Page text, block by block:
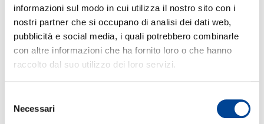
informazioni sul modo in cui utilizza il nostro sito con i
nostri partner che si occupano di analisi dei dati web,
pubblicità e social media, i quali potrebbero combinarle
con altre informazioni che ha fornito loro o che hanno
raccolto dal suo utilizzo dei loro servizi.
delNecessari
ULTIME NEWS
03.07.2025
Il nuovo singolo di
Blue”, dal 27 giugno
Una collaborazione storica
tra due dei più acclamati
CONTATTI